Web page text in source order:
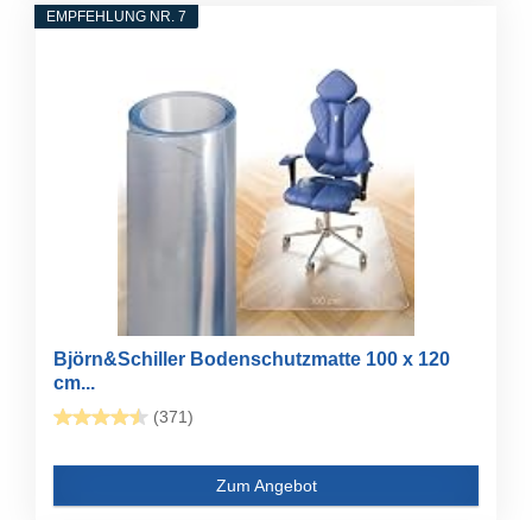
EMPFEHLUNG NR. 7
Björn&Schiller Bodenschutzmatte 100 x 120
cm...
(371)
Zum Angebot